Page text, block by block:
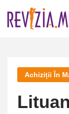
Achiziții În